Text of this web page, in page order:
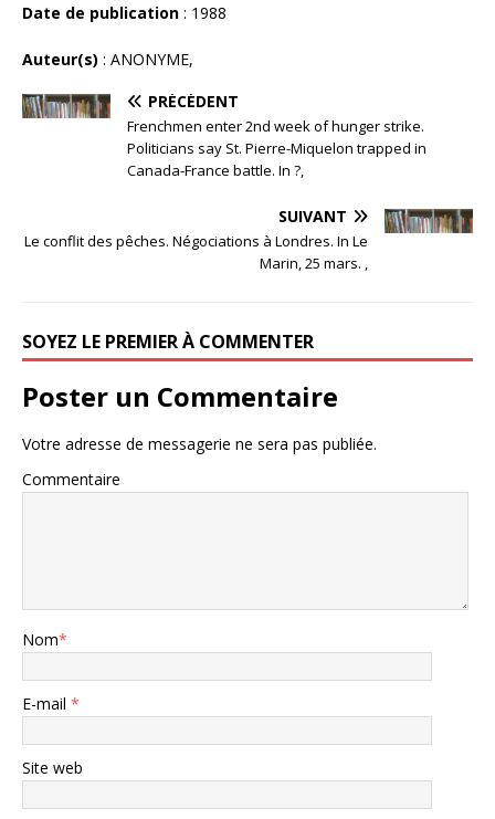
Date de publication : 1988
Auteur(s) : ANONYME,
PRÉCÉDENT
Frenchmen enter 2nd week of hunger strike.
Politicians say St. Pierre-Miquelon trapped in
Canada-France battle. In ?,
SUIVANT
Le conflit des pêches. Négociations à Londres. In Le
Marin, 25 mars. ,
SOYEZ LE PREMIER À COMMENTER
Poster un Commentaire
Votre adresse de messagerie ne sera pas publiée.
Commentaire
Nom*
E-mail *
Site web